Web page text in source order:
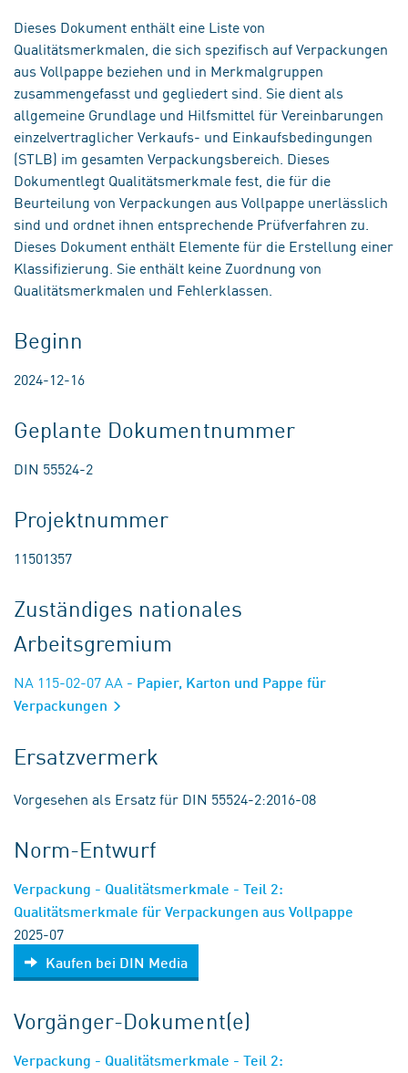
Dieses Dokument enthält eine Liste von
Qualitätsmerkmalen, die sich spezifisch auf Verpackungen
aus Vollpappe beziehen und in Merkmalgruppen
zusammengefasst und gegliedert sind. Sie dient als
allgemeine Grundlage und Hilfsmittel für Vereinbarungen
einzelvertraglicher Verkaufs- und Einkaufsbedingungen
(STLB) im gesamten Verpackungsbereich. Dieses
Dokumentlegt Qualitätsmerkmale fest, die für die
Beurteilung von Verpackungen aus Vollpappe unerlässlich
sind und ordnet ihnen entsprechende Prüfverfahren zu.
Dieses Dokument enthält Elemente für die Erstellung einer
Klassifizierung. Sie enthält keine Zuordnung von
Qualitätsmerkmalen und Fehlerklassen.
Beginn
2024-12-16
Geplante Dokumentnummer
DIN 55524-2
Projektnummer
11501357
Zuständiges nationales
Arbeitsgremium
NA 115-02-07 AA - Papier, Karton und Pappe für
Verpackungen
Ersatzvermerk
Vorgesehen als Ersatz für DIN 55524-2:2016-08
Norm-Entwurf
Verpackung - Qualitätsmerkmale - Teil 2:
Qualitätsmerkmale für Verpackungen aus Vollpappe
2025-07
Kaufen bei DIN Media
Vorgänger-Dokument(e)
Verpackung - Qualitätsmerkmale - Teil 2: